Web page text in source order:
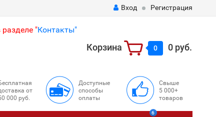
Вход Регистрация
"Контакты"
Корзина 0 0 руб.
от
000 руб.
Доступные
способы
оплаты
Свыше
5 000+
товаров
6